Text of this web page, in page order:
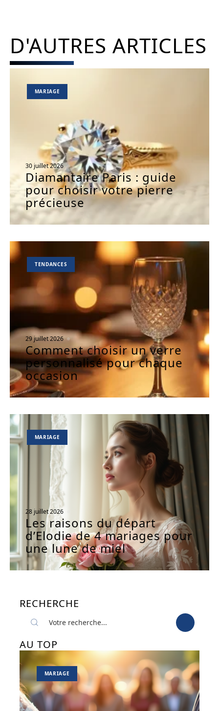
D'AUTRES ARTICLES
MARIAGE
30 juillet 2026
Diamantaire Paris : guide
pour choisir votre pierre
précieuse
TENDANCES
29 juillet 2026
Comment choisir un verre
personnalisé pour chaque
occasion
MARIAGE
28 juillet 2026
Les raisons du départ
d’Elodie de 4 mariages pour
une lune de miel
RECHERCHE
AU TOP
MARIAGE